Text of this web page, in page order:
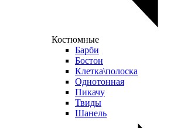
Костюмные
Барби
Бостон
Клетка\полоска
Однотонная
Пикачу
Твиды
Шанель